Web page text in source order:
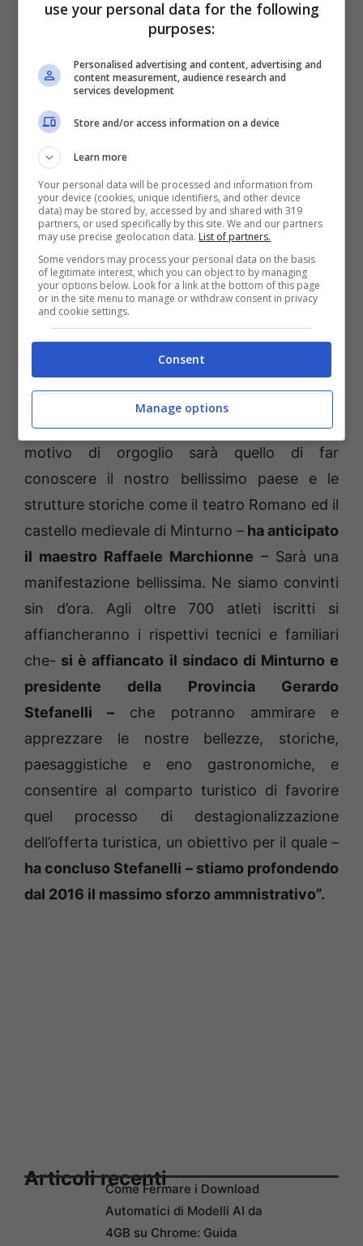
dopo diversi anni, il progetto di organizzare
sulle pedane di casa il “Lazio Combat 2022”.
La gara si preannuncia una ghiotta e
prestigiosa vetrina per mettere in mostra una
decina di atleti della società di casa. Tra
questi i riflettori saranno puntati su Erasmo
Patriarca, 14enne atleta di Minturno che
dovrà ribadire al PalaBorrelli gli importanti
miglioramenti tecnici palesati vincendo il
Cadetti – per quanto concerne gli atleti sotto
i 41 chilogrammi – e giungendo terzo
nell’ultima edizione in quella che nel
taekwondo è la Coppa Lazio del calcio,
l’”Olimpic Dream cup”.
“Un altro nostro, e non meno importante
motivo di orgoglio sarà quello di far
conoscere il nostro bellissimo paese e le
strutture storiche come il teatro Romano ed il
castello medievale di Minturno – ha anticipato
il maestro Raffaele Marchionne – Sarà una
manifestazione bellissima. Ne siamo convinti
sin d’ora. Agli oltre 700 atleti iscritti si
affiancheranno i rispettivi tecnici e familiari
che- si è affiancato il sindaco di Minturno e
presidente della Provincia Gerardo
Stefanelli – che potranno ammirare e
apprezzare le nostre bellezze, storiche,
paesaggistiche e eno gastronomiche, e
consentire al comparto turistico di favorire
quel processo di destagionalizzazione
dell’offerta turistica, un obiettivo per il quale –
ha concluso Stefanelli – stiamo profondendo
dal 2016 il massimo sforzo ammnistrativo”.
Articoli recentiCome Fermare i Download
Automatici di Modelli AI da
4GB su Chrome: Guida
use your personal data for the following
purposes:
Personalised advertising and content, advertising and
content measurement, audience research and
services development
Store and/or access information on a device
Learn more
Your personal data will be processed and information from
your device (cookies, unique identifiers, and other device
data) may be stored by, accessed by and shared with 319
partners, or used specifically by this site. We and our partners
may use precise geolocation data. List of partners.
Some vendors may process your personal data on the basis
of legitimate interest, which you can object to by managing
your options below. Look for a link at the bottom of this page
or in the site menu to manage or withdraw consent in privacy
and cookie settings.
Consent
Manage options